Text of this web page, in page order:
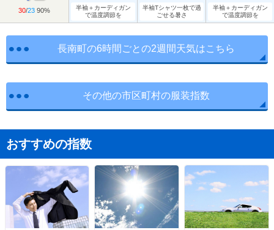
30/23 90%
半袖＋カーディガン
で温度調節を
半袖Tシャツ一枚で過
ごせる暑さ
半袖＋カーディガン
で温度調節を
長南町の6時間ごとの2週間天気はこちら
その他の市区町村の服装指数
おすすめの指数